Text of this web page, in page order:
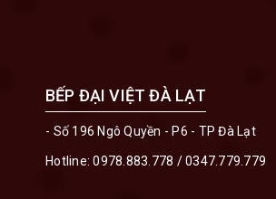
BẾP ĐẠI VIỆT ĐÀ LẠT
- Số 196 Ngô Quyền - P6 - TP Đà Lạt
Hotline:0978.883.778 /0347.779.779